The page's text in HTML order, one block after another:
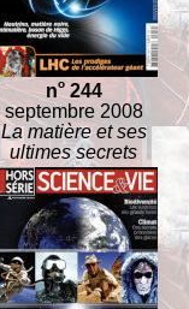
no244
septembre 2008
La matière et ses
ultimes secrets